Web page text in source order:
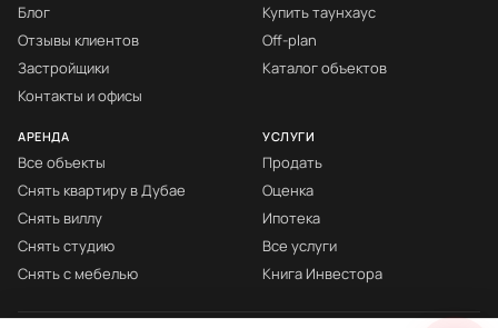
Блог
Отзывы клиентов
Застройщики
Контакты и офисы
Купить таунхаус
Off-plan
Каталог объектов
АРЕНДА
Все объекты
Снять квартиру в Дубае
Снять виллу
Снять студию
Снять с мебелью
УСЛУГИ
Продать
Оценка
Ипотека
Все услуги
Книга Инвестора